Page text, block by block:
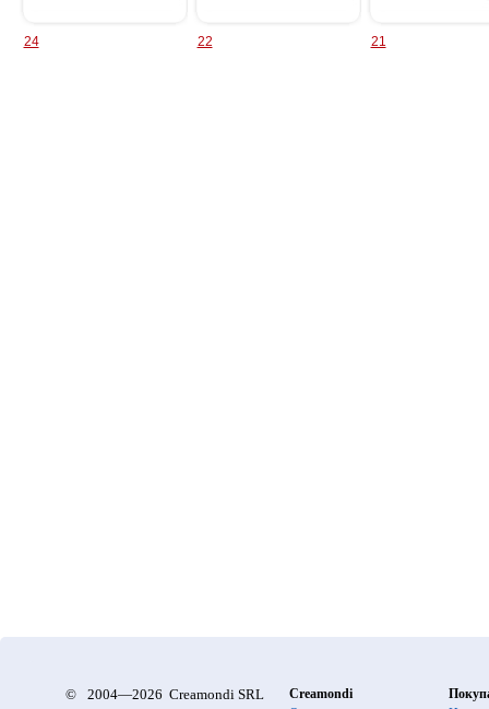
24 22 21
© 2004—2026 Creamondi SRL
Creamondi